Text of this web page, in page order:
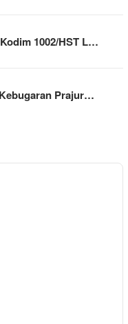
1002/HST L…
Prajur…